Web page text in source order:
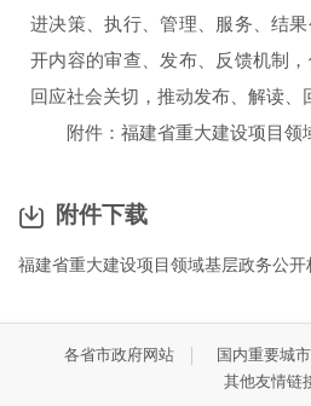
进决策、执行、管理、服务、结
开内容的审查、发布、反馈机制
回应社会关切，推动发布、解读、
附件：福建省重大建设项目领
附件下载
福建省重大建设项目领域基层政务公开
各省市政府网站 国内重要城
其他友情链